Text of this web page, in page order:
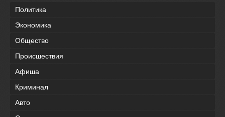
Политика
Экономика
Общество
Происшествия
Афиша
Криминал
Авто